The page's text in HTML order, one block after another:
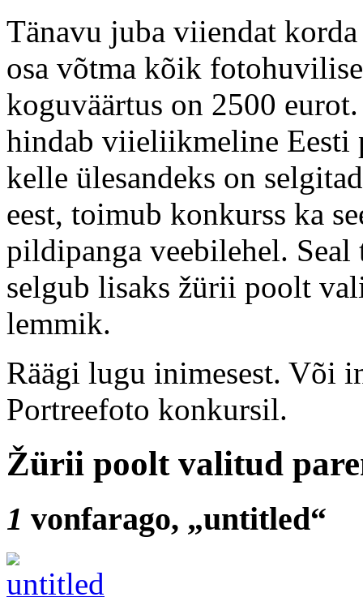
Tänavu juba viiendat
osa võtma kõik
koguväärtus on 2500
hindab viieliikmeline Eesti
kelle ülesandeks on
eest, toimub konkurss ka
pildipanga veebilehel. Seal
selgub lisaks žürii poolt
lemmik.
Räägi lugu inimesest. Või
Portreefoto konkursil.
Žürii poolt valitud
1 vonfarago, „untitled“